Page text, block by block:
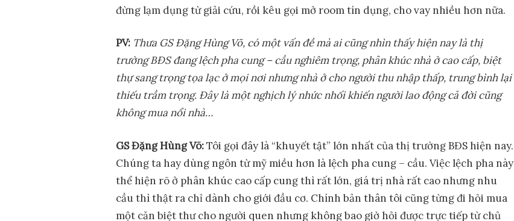
đừng lạm dụng từ giải cứu, rồi kêu gọi mở room tín dụng, cho vay nhiều hơn nữa.
PV: Thưa GS Đặng Hùng Võ, có một vấn đềmà ai cũng nhìn thấy hiện nay là thị
trường BĐS đang lệch pha cung – cầu nghiêm trọng, phân khúc nhà ởcao cấp, biệt
thựsang trọng tọa lạcởmọi nơi nhưng nhà ởcho người thu nhập thấp, trung bình lại
thiếu trầm trọng. Đây là một nghịch lý nhức nhối khiến người lao động cả đời cũng
không mua nổi nhà…
GS Đặng Hùng Võ:Tôi gọi đây là “khuyết tật” lớn nhất của thị trường BĐS hiện nay.
Chúng ta hay dùng ngôn từ mỹ miều hơn là lệch pha cung – cầu. Việc lệch pha này
thể hiện rõ ở phân khúc cao cấp cung thì rất lớn, giá trị nhà rất cao nhưng nhu
cầu thì thật ra chỉ dành cho giới đầu cơ. Chính bản thân tôi cũng từng đi hỏi mua
một căn biệt thư cho người quen nhưng không bao giờ hỏi được trực tiếp từ chủ